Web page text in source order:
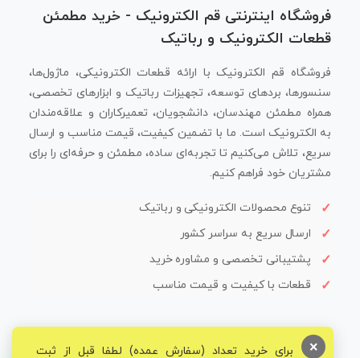
فروشگاه اینترنتی قم الکترونیک - خرید مطمئن
قطعات الکترونیک و رباتیک
فروشگاه قم الکترونیک با ارائه قطعات الکترونیکی، ماژول‌ها،
سنسورها، بردهای توسعه، تجهیزات رباتیک و ابزارهای تخصصی،
همراه مطمئن مهندسان، دانشجویان، تعمیرکاران و علاقه‌مندان
به الکترونیک است. ما با تضمین کیفیت، قیمت مناسب و ارسال
سریع، تلاش می‌کنیم تا تجربه‌ای ساده، مطمئن و حرفه‌ای را برای
مشتریان خود فراهم کنیم.
تنوع محصولات الکترونیکی و رباتیک
ارسال سریع به سراسر کشور
پشتیبانی تخصصی و مشاوره خرید
قطعات با کیفیت و قیمت مناسب
برای خرید تعداد (سفارش عمده) لطفا قبل از ثبت ×